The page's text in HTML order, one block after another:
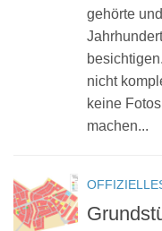
gehörte
nicht
keine
machen...